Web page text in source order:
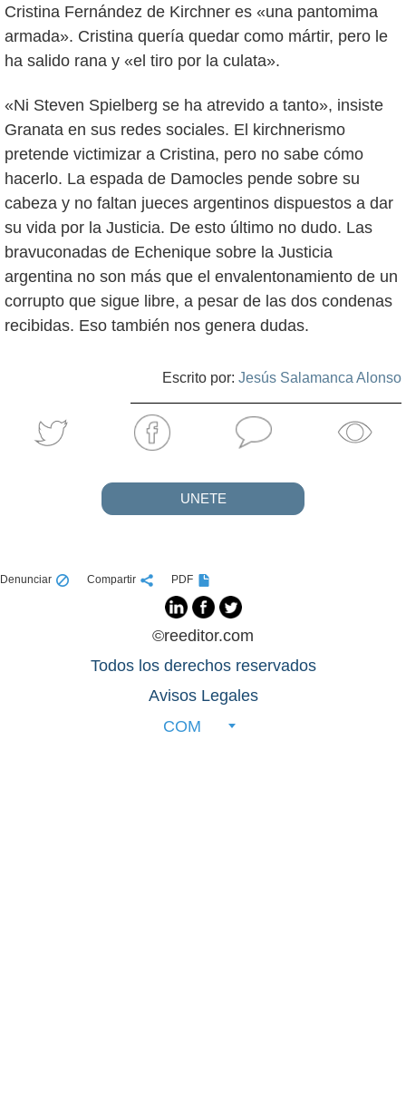
Cristina Fernández de Kirchner es «una pantomima
armada». Cristina quería quedar como mártir, pero le
ha salido rana y «el tiro por la culata».
«Ni Steven Spielberg se ha atrevido a tanto», insiste
Granata en sus redes sociales. El kirchnerismo
pretende victimizar a Cristina, pero no sabe cómo
hacerlo. La espada de Damocles pende sobre su
cabeza y no faltan jueces argentinos dispuestos a dar
su vida por la Justicia. De esto último no dudo. Las
bravuconadas de Echenique sobre la Justicia
argentina no son más que el envalentonamiento de un
corrupto que sigue libre, a pesar de las dos condenas
recibidas. Eso también nos genera dudas.
Escrito por: Jesús Salamanca Alonso
UNETE
Denunciar Compartir PDF
©reeditor.com
Todos los derechos reservados
Avisos Legales